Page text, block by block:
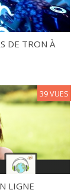
DE TRON À
LIGNE
39 VUES